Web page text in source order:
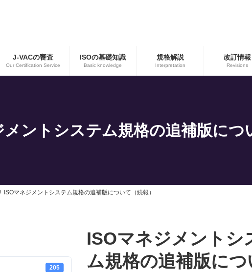
J-VACの審査
Our Certification Service
ISOの基礎知識
Basic knowledge
規格解説
Interpretation
改訂情報
Revisions
ントシステム規格の追補版につ
ISOマネジメントシステム規格の追補版について（続報）
205
ISOマネジメントシ
ム規格の追補版につ